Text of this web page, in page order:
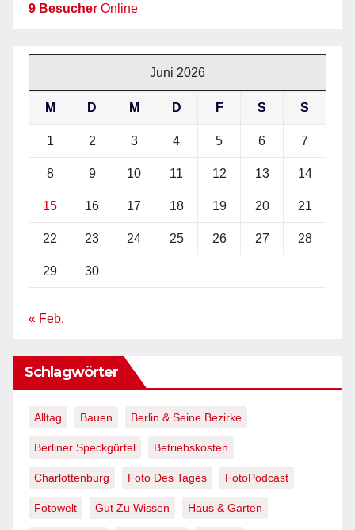
9 Besucher Online
Juni 2026
M D M D F S S
1 2 3 4 5 6 7
8 9 10 11 12 13 14
15 16 17 18 19 20 21
22 23 24 25 26 27 28
29 30
« Feb.
Schlagwörter
Alltag Bauen Berlin & Seine Bezirke
Berliner Speckgürtel Betriebskosten
Charlottenburg Foto Des Tages FotoPodcast
Fotowelt Gut Zu Wissen Haus & Garten